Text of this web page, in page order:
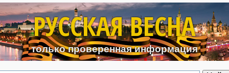
Перейти к основному
РУССКАЯ ВЕСНА
только проверенная информация